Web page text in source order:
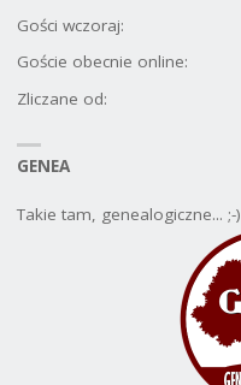
Gości wczoraj:
Goście obecnie online:
Zliczane od:
GENEA
Takie tam, genealogiczne... ;-)